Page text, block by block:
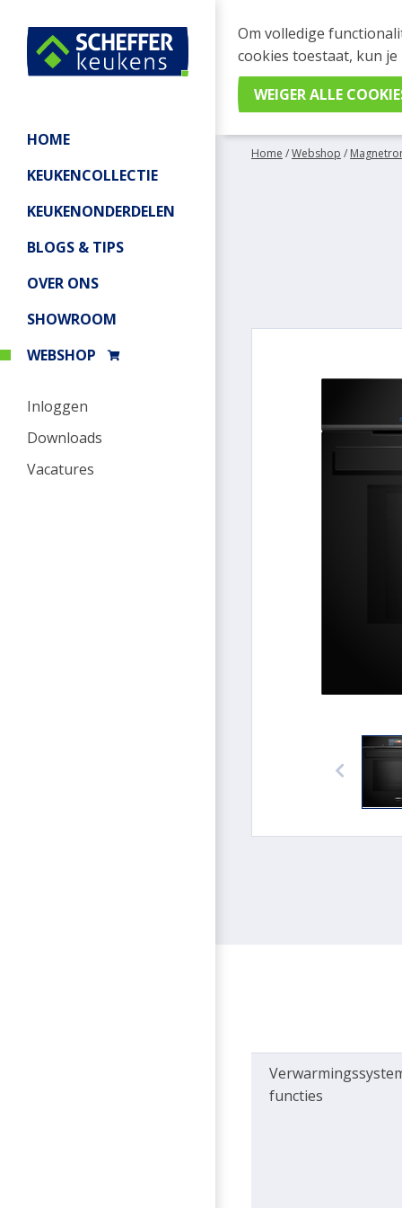
HOME
KEUKENCOLLECTIE
KEUKENONDERDELEN
BLOGS & TIPS
OVER ONS
SHOWROOM
WEBSHOP
Inloggen
Downloads
Vacatures
WEBSHOP
Je kan tijdelijk geen
Home /Webshop /
functies
Om volledige
cookies toestaat, kun